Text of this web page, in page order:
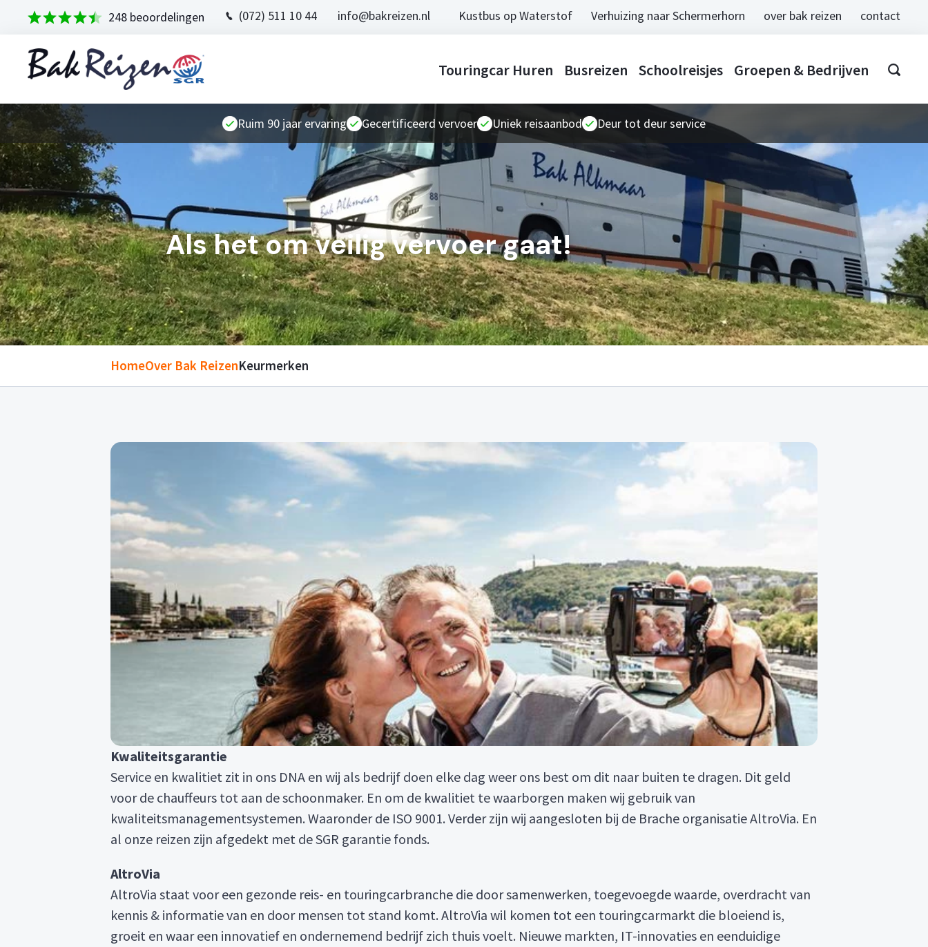
248 beoordelingen (072) 511 10 44 info@bakreizen.nl Kustbus op Waterstof Verhuizing naar Schermerhorn over bak reizen contact
Touringcar Huren Busreizen Schoolreisjes Groepen & Bedrijven
Ruim 90 jaar ervaring Gecertificeerd vervoer Uniek reisaanbod Deur tot deur service
Als het om veilig vervoer gaat!
HomeOver Bak ReizenKeurmerken
Kwaliteitsgarantie
Service en kwalitiet zit in ons DNA en wij als bedrijf doen elke dag weer ons best om dit naar buiten te dragen. Dit geld
voor de chauffeurs tot aan de schoonmaker. En om de kwalitiet te waarborgen maken wij gebruik van
kwaliteitsmanagementsystemen. Waaronder de ISO 9001. Verder zijn wij aangesloten bij de Brache organisatie AltroVia. En
al onze reizen zijn afgedekt met de SGR garantie fonds.
AltroVia
AltroVia staat voor een gezonde reis- en touringcarbranche die door samenwerken, toegevoegde waarde, overdracht van
kennis & informatie van en door mensen tot stand komt. AltroVia wil komen tot een touringcarmarkt die bloeiend is,
groeit en waar een innovatief en ondernemend bedrijf zich thuis voelt. Nieuwe markten, IT-innovaties en eenduidige